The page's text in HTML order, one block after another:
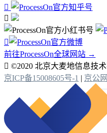



前往ProcessOn全球网站 →
 ©2020 北京大麦地信息技
京ICP备15008605号-1 | 京公